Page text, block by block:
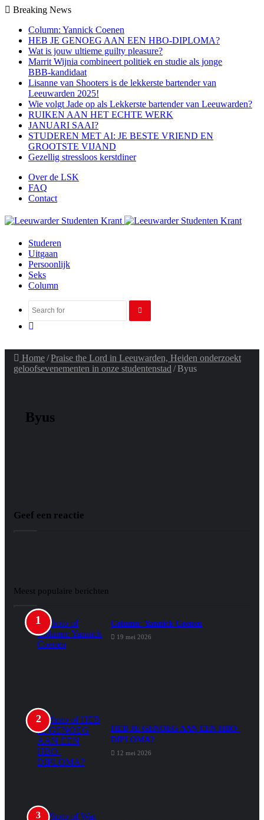
Breaking News
Column: Yannick Coenen
HEB JE GENOEG AAN EEN HBO-DIPLOMA?
Wat is jouw ultieme guilty pleasure?
Marrit Wijnia combineert politiek en studie als jonge
BBB‑kandidaat
Lisanne van Shooters is de lekkerste bartender van
Leeuwarden 2025!
Wie volgt Jade op als Lekkerste bartender van Leeuwarden?
RUIKEN AAN HET ECHTE WERK
JANUARI SAAI?
STUDEREN MET AI: JE BESTE VRIEND EN
GROOTSTE VIJAND
Gezellig stressloos kerstdiner
Over de LSK
FAQ
Contact
Studeren
Uitgaan
Persoonlijk
Seks
Column
Search
Home/Praise the Lord in Leeuwarden, Heiden onderzoekt
geloofsevenementen in onze studentenstad /Byus
Byus
Geef een reactie
Meest populaire berichten
Column: Yannick Coenen
19 mei 2026
HEB JE GENOEG AAN EEN HBO-
DIPLOMA?
12 mei 2026